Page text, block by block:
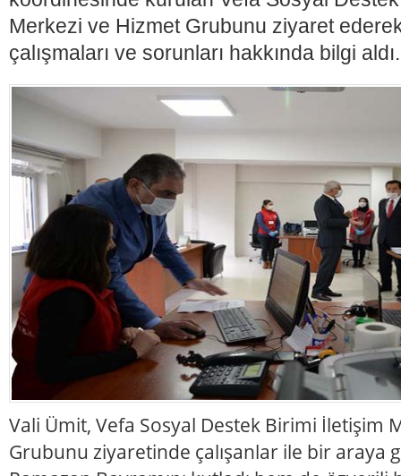
Merkezi ve Hizmet Grubunu ziyaret
çalışmaları ve sorunları hakkında bilgi
Vali Ümit, Vefa Sosyal Destek Birimi İletişim
Grubunu ziyaretinde çalışanlar ile bir araya